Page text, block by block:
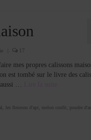
17
mes propres calissons
est tombé sur le livre des
…
les fleurons d'apt melon confit poudre